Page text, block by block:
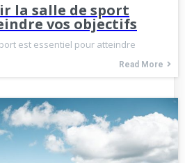
la salle de sport
vos objectifs
est essentiel pour atteindre
Read More